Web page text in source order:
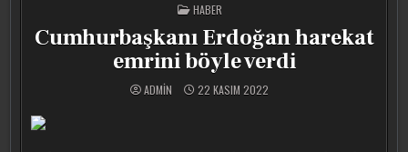
POSTED
IN
HABER
Cumhurbaşkanı Erdoğan harekat
emrini böyle verdi
ADMIN 22 KASIM 2022